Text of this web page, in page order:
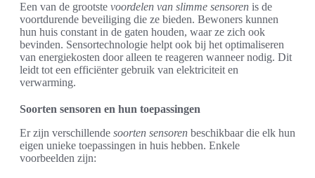
Een van de grootste voordelen van slimme sensoren is de
voortdurende beveiliging die ze bieden. Bewoners kunnen
hun huis constant in de gaten houden, waar ze zich ook
bevinden. Sensortechnologie helpt ook bij het optimaliseren
van energiekosten door alleen te reageren wanneer nodig. Dit
leidt tot een efficiënter gebruik van elektriciteit en
verwarming.
Soorten sensoren en hun toepassingen
Er zijn verschillende soorten sensoren beschikbaar die elk hun
eigen unieke toepassingen in huis hebben. Enkele
voorbeelden zijn: